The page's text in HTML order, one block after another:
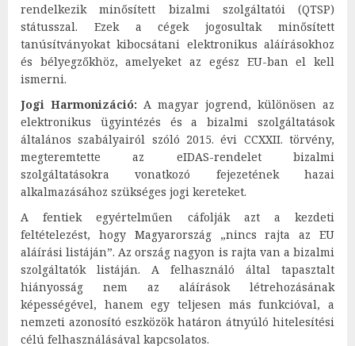
rendelkezik minősített bizalmi szolgáltatói (QTSP)
státusszal. Ezek a cégek jogosultak minősített
tanúsítványokat kibocsátani elektronikus aláírásokhoz
és bélyegzőkhöz, amelyeket az egész EU-ban el kell
ismerni.
Jogi Harmonizáció: A magyar jogrend, különösen az
elektronikus ügyintézés és a bizalmi szolgáltatások
általános szabályairól szóló 2015. évi CCXXII. törvény,
megteremtette az eIDAS-rendelet bizalmi
szolgáltatásokra vonatkozó fejezetének hazai
alkalmazásához szükséges jogi kereteket.
A fentiek egyértelműen cáfolják azt a kezdeti
feltételezést, hogy Magyarország „nincs rajta az EU
aláírási listáján”. Az ország nagyon is rajta van a bizalmi
szolgáltatók listáján. A felhasználó által tapasztalt
hiányosság nem az aláírások létrehozásának
képességével, hanem egy teljesen más funkcióval, a
nemzeti azonosító eszközök határon átnyúló hitelesítési
célú felhasználásával kapcsolatos.